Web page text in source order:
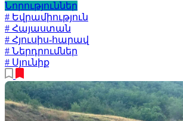
Նորություններ
# Եվրամիություն
# Հայաստան
# Հյուսիս-հարավ
# Ներդրումներ
# Սյունիք